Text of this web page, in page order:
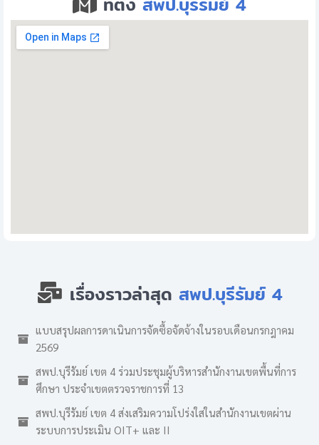
เรื่องราวล่าสุด สพป.บุรีรัมย์ 4
แบบสรุปผลการดาเนินการจัดซื้อจัดจ้างในรอบเดือนกรกฎาคม
2569
สพป.บุรีรัมย์ เขต 4 ร่วมประชุมผู้บริหารสำนักงานเขตพื้นที่การ
ศึกษา ประจำเขตตรวจราชการที่ 13
สพป.บุรีรัมย์ เขต 4 ส่งเสริมความโปร่งใสในสำนักงานเขตผ่าน
ระบบการประเมิน OIT+ และ II